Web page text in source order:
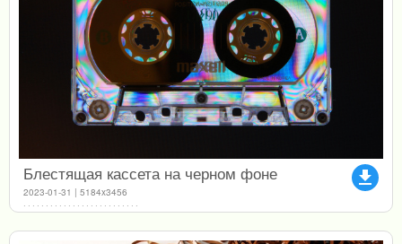
file_download
Блестящая кассета на черном фоне
2023-01-31 | 5184x3456